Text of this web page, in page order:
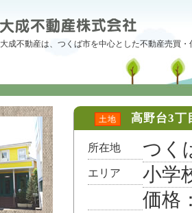
大成不動産は、つくば市を中心とした不動産売買
土地 高野台3
所在地 つく
エリア
小学
価格